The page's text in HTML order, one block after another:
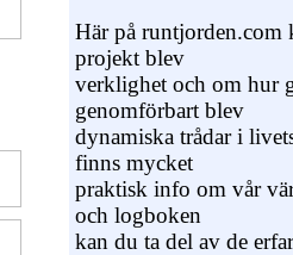
Här på runtjorden.com
projekt blev
verklighet och om hur
genomförbart blev
dynamiska trådar i
finns mycket
praktisk info om vår
och logboken
kan du ta del av de